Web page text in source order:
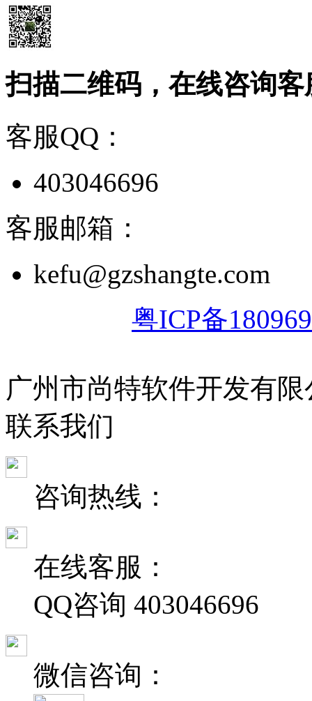
扫描二维码，在线咨询客
客服QQ：
403046696
客服邮箱：
kefu@gzshangte.com
粤ICP备
广州市尚特软件开发有限
联系我们
咨询热线：
在线客服：
QQ咨询 403046696
微信咨询：